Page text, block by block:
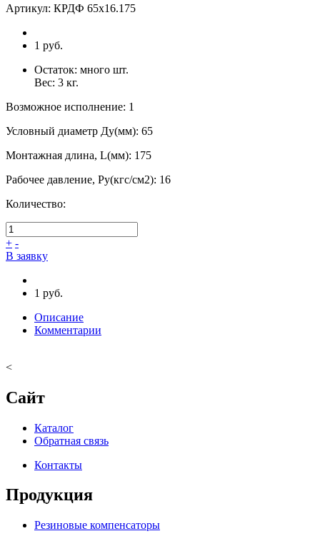
Артикул: КРДФ 65х16.175
1 руб.
Остаток: много шт.
Вес: 3 кг.
Возможное исполнение: 1
Условный диаметр Ду(мм): 65
Монтажная длина, L(мм): 175
Рабочее давление, Ру(кгс/см2): 16
Количество:
+ -
В заявку
1 руб.
Описание
Комментарии
<
Сайт
Каталог
Обратная связь
Контакты
Продукция
Резиновые компенсаторы